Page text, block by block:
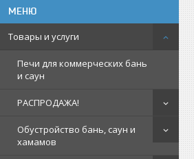
Товары и услуги
Печи для коммерческих бань
и саун
РАСПРОДАЖА!
Обустройство бань, саун и
хамамов